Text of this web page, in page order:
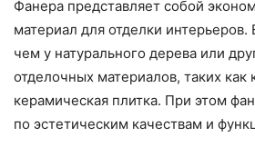
Фанера представляет собой
материал для отделки
чем у натурального дерева или
отделочных материалов, таких как
керамическая плитка. При этом
по эстетическим качествам и